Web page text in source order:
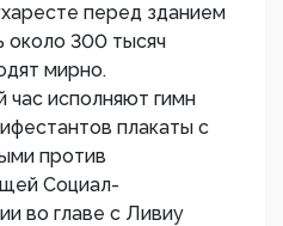
перед зданием
около 300 тысяч
мирно.
исполняют гимн
плакаты с
против
Социал-
во главе с Ливиу